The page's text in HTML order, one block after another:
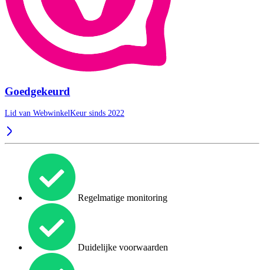
Goedgekeurd
Lid van WebwinkelKeur sinds 2022
Regelmatige monitoring
Duidelijke voorwaarden